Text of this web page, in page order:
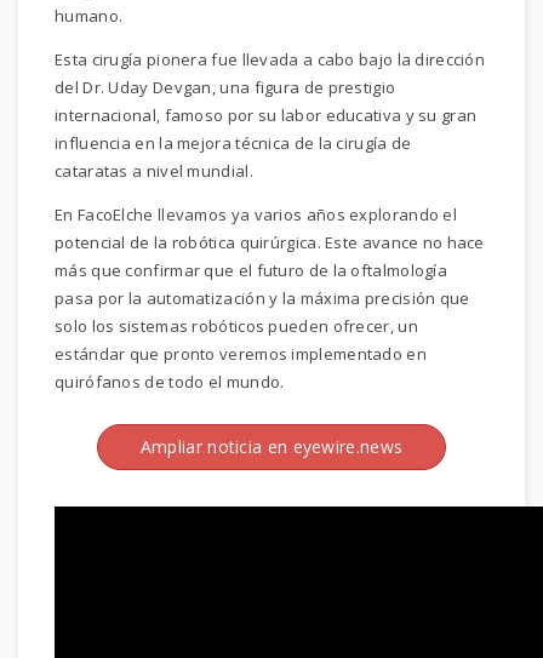
humano.
Esta cirugía pionera fue llevada a cabo bajo la dirección
del Dr. Uday Devgan, una figura de prestigio
internacional, famoso por su labor educativa y su gran
influencia en la mejora técnica de la cirugía de
cataratas a nivel mundial.
En FacoElche llevamos ya varios años explorando el
potencial de la robótica quirúrgica. Este avance no hace
más que confirmar que el futuro de la oftalmología
pasa por la automatización y la máxima precisión que
solo los sistemas robóticos pueden ofrecer, un
estándar que pronto veremos implementado en
quirófanos de todo el mundo.
Ampliar noticia en eyewire.news